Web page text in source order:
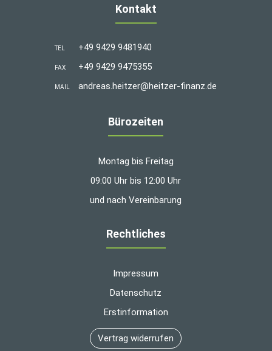
Kontakt
TEL +49 9429 9481940
FAX +49 9429 9475355
MAIL andreas.heitzer@heitzer-finanz.de
Bürozeiten
Montag bis Freitag
09:00 Uhr bis 12:00 Uhr
und nach Vereinbarung
Rechtliches
Impressum
Datenschutz
Erstinformation
Vertrag widerrufen